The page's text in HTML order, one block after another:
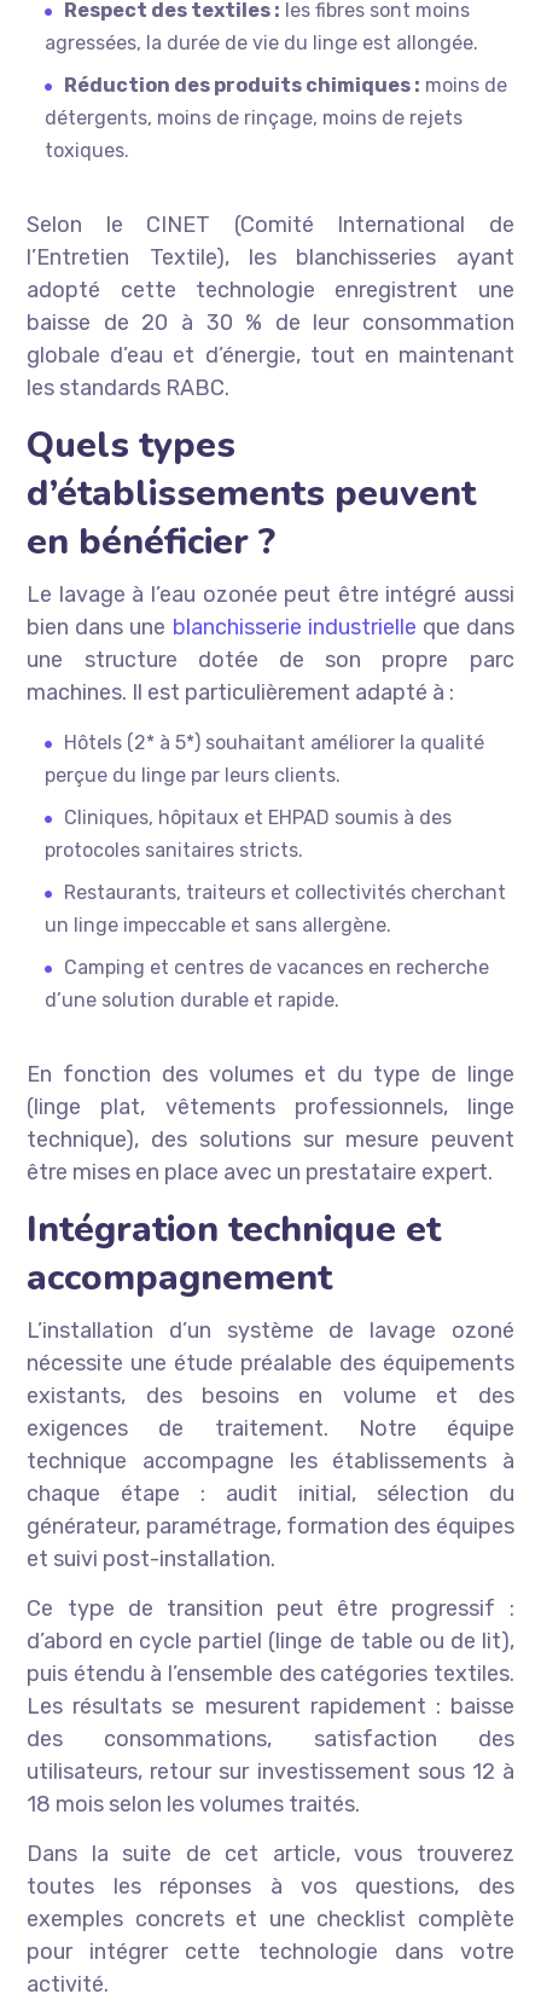
Respect des textiles : les fibres sont moins
agressées, la durée de vie du linge est allongée.
Réduction des produits chimiques : moins de
détergents, moins de rinçage, moins de rejets
toxiques.
Selon le CINET (Comité International de
l’Entretien Textile), les blanchisseries ayant
adopté cette technologie enregistrent une
baisse de 20 à 30 % de leur consommation
globale d’eau et d’énergie, tout en maintenant
les standards RABC.
Quels types
d’établissements peuvent
en bénéficier ?
Le lavage à l’eau ozonée peut être intégré aussi
bien dans une blanchisserie industrielle que dans
une structure dotée de son propre parc
machines. Il est particulièrement adapté à :
Hôtels (2* à 5*) souhaitant améliorer la qualité
perçue du linge par leurs clients.
Cliniques, hôpitaux et EHPAD soumis à des
protocoles sanitaires stricts.
Restaurants, traiteurs et collectivités cherchant
un linge impeccable et sans allergène.
Camping et centres de vacances en recherche
d’une solution durable et rapide.
En fonction des volumes et du type de linge
(linge plat, vêtements professionnels, linge
technique), des solutions sur mesure peuvent
être mises en place avec un prestataire expert.
Intégration technique et
accompagnement
L’installation d’un système de lavage ozoné
nécessite une étude préalable des équipements
existants, des besoins en volume et des
exigences de traitement. Notre équipe
technique accompagne les établissements à
chaque étape : audit initial, sélection du
générateur, paramétrage, formation des équipes
et suivi post-installation.
Ce type de transition peut être progressif :
d’abord en cycle partiel (linge de table ou de lit),
puis étendu à l’ensemble des catégories textiles.
Les résultats se mesurent rapidement : baisse
des consommations, satisfaction des
utilisateurs, retour sur investissement sous 12 à
18 mois selon les volumes traités.
Dans la suite de cet article, vous trouverez
toutes les réponses à vos questions, des
exemples concrets et une checklist complète
pour intégrer cette technologie dans votre
activité.